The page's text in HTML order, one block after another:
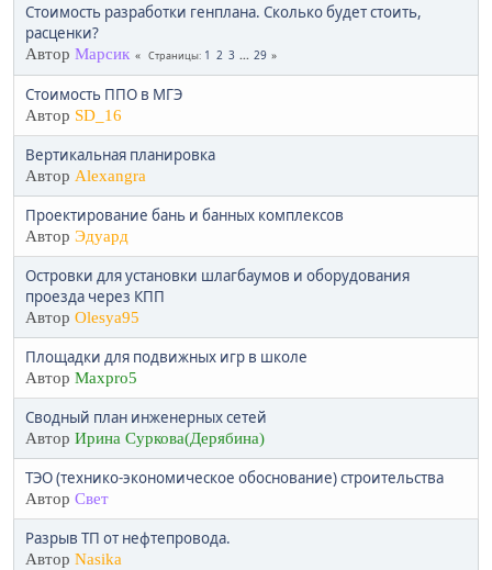
Стоимость разработки генплана. Сколько будет стоить,
расценки?
Автор Марсик Страницы 1 2 3 ... 29
Стоимость ППО в МГЭ
Автор SD_16
Вертикальная планировка
Автор Alexangra
Проектирование бань и банных комплексов
Автор Эдуард
Островки для установки шлагбаумов и оборудования
проезда через КПП
Автор Olesya95
Площадки для подвижных игр в школе
Автор Maxpro5
Сводный план инженерных сетей
Автор Ирина Суркова(Дерябина)
ТЭО (технико-экономическое обоснование) строительства
Автор Свет
Разрыв ТП от нефтепровода.
Автор Nasika